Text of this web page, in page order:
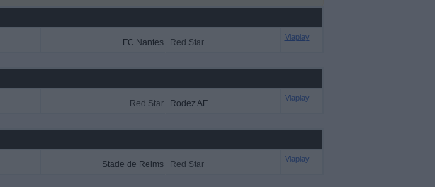
FC Nantes Red Star
Viaplay
Red Star Rodez AF
Viaplay
Stade de Reims Red Star
Viaplay